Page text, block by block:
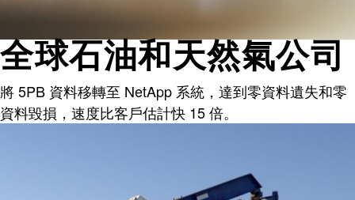
全球石油和天然氣公司
將 5PB 資料移轉至 NetApp 系統，達到零資料遺失和零
資料毀損，速度比客戶估計快 15 倍。